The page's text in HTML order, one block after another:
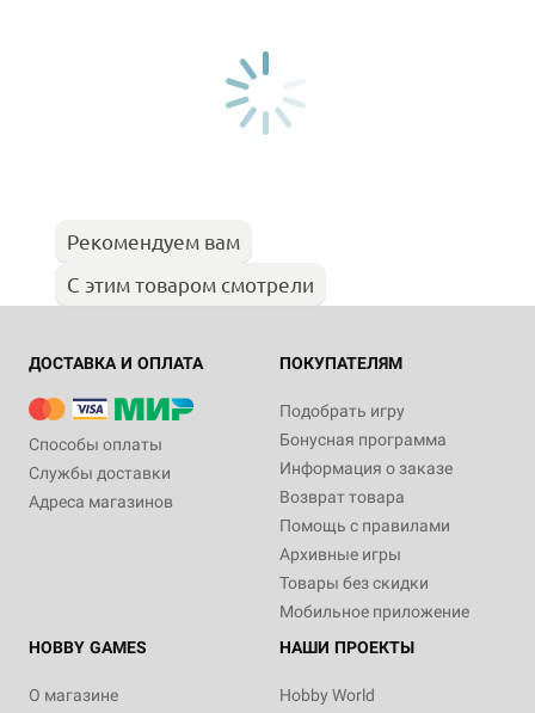
Рекомендуем вам
С этим товаром смотрели
ДОСТАВКА И ОПЛАТА
Способы оплаты
Службы доставки
Адреса магазинов
ПОКУПАТЕЛЯМ
Подобрать игру
Бонусная программа
Информация о заказе
Возврат товара
Помощь с правилами
Архивные игры
Товары без скидки
Мобильное приложение
HOBBY GAMES
О магазине
НАШИ ПРОЕКТЫ
Hobby World